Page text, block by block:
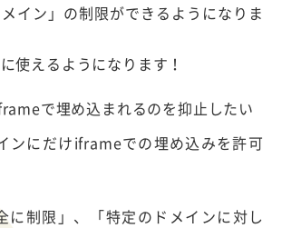
イン」の制限ができるようになりま
使えるようになります！
で埋め込まれるのを抑止したい
ンにだけiframeでの埋め込みを許可
に制限」、「特定のドメインに対し